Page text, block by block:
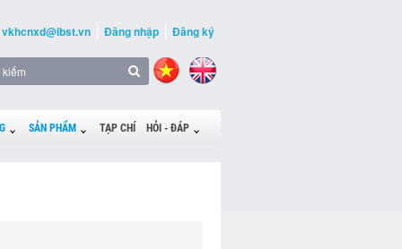
vkhcnxd@ibst.vn Đăng nhập Đăng ký
SẢN PHẨM TẠP CHÍ HỎI - ĐÁP